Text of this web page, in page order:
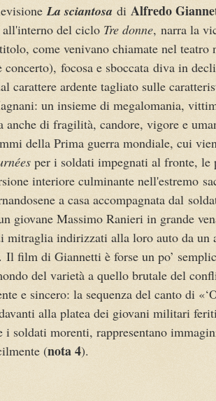
La sciantosa di Alfredo
all'interno del ciclo Tre donne, narra la
come venivano chiamate nel teatro
concerto), focosa e sboccata diva in
carattere ardente tagliato sulle
un insieme di megalomania,
anche di fragilità, candore, vigore e
della Prima guerra mondiale, cui
per i soldati impegnati al fronte, le
interiore culminante nell'estremo
a casa accompagnata dal
giovane Massimo Ranieri in grande
mitraglia indirizzati alla loro auto da un
Il film di Giannetti è forse un po’
del varietà a quello brutale del
e sincero: la sequenza del canto di
alla platea dei giovani militari
i soldati morenti, rappresentano
(nota 4).